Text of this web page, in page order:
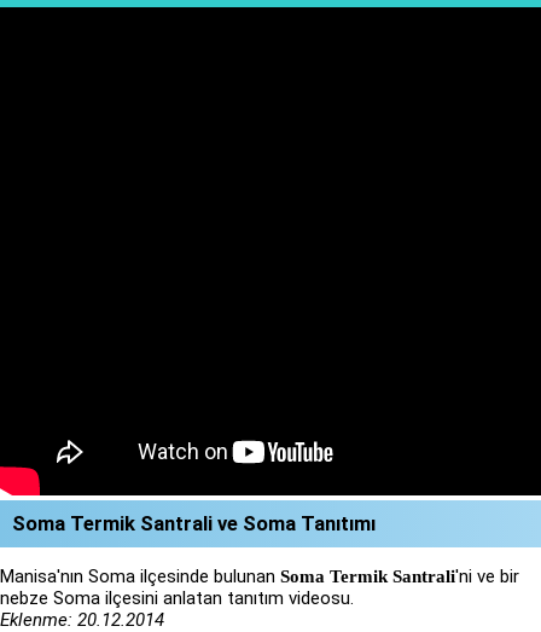
Soma Termik Santrali ve Soma Tanıtımı
Manisa'nın Soma ilçesinde bulunan Soma Termik Santrali'ni ve bir
nebze Soma ilçesini anlatan tanıtım videosu.
Eklenme: 20.12.2014